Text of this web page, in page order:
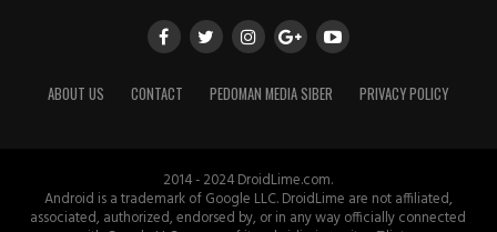
ABOUT US CONTACT PEDOMAN MEDIA SIBER PRIVACY POLICY
2014 - 2024 DroidLime.com.
Android is a trademark of Google LLC. DroidLime are not affiliated,
associated, authorized, endorsed by, or in any way officially connected